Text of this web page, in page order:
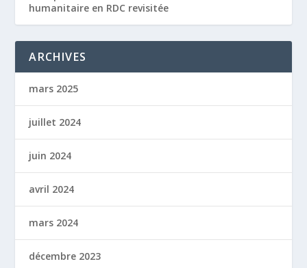
humanitaire en RDC revisitée
ARCHIVES
mars 2025
juillet 2024
juin 2024
avril 2024
mars 2024
décembre 2023